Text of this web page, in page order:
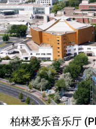
柏林爱乐音乐厅